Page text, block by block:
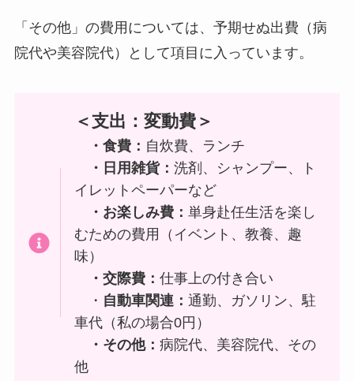
「その他」の費用については、予期せぬ出費（病
院代や美容院代）として項目に入っています。
＜支出：変動費＞
・食費： 自炊費、ランチ
・日用雑貨：洗剤、シャンプー、ト
イレットペーパーなど
・お楽しみ費：単身赴任生活を楽し
むための費用（イベント、教養、趣
味）
・交際費：仕事上の付き合い
・ 自動車関連：通勤、ガソリン、駐
車代（私の場合0円）
・その他：病院代、美容院代、その
他